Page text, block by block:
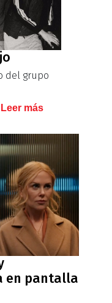
del grupo
Leer más
en pantalla